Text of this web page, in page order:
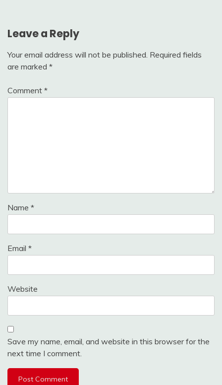
Leave a Reply
Your email address will not be published. Required fields
are marked *
Comment *
Name *
Email *
Website
Save my name, email, and website in this browser for the
next time I comment.